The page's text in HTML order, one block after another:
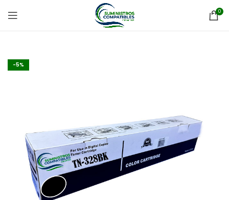
0
-5%